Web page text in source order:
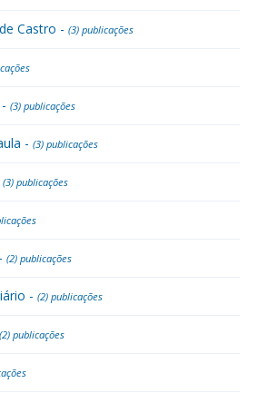
Castro - (3) publicações
(3) publicações
- (3) publicações
(3) publicações
(2) publicações
- (2) publicações
(2) publicações